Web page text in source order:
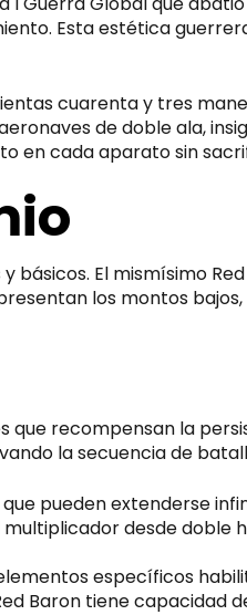
Esta estética
cuarenta y tres
de doble ala,
en cada aparato sin
El mismísimo
los montos
recompensan la
la secuencia de
que pueden extenderse
desde doble
específicos
Baron tiene